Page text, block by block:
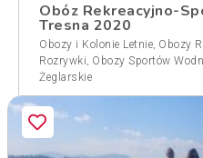
Obóz Rekreacyjno-
Tresna 2020
Obozy i Kolonie Letnie, Obozy
Rozrywki, Obozy Sportów
Żeglarskie